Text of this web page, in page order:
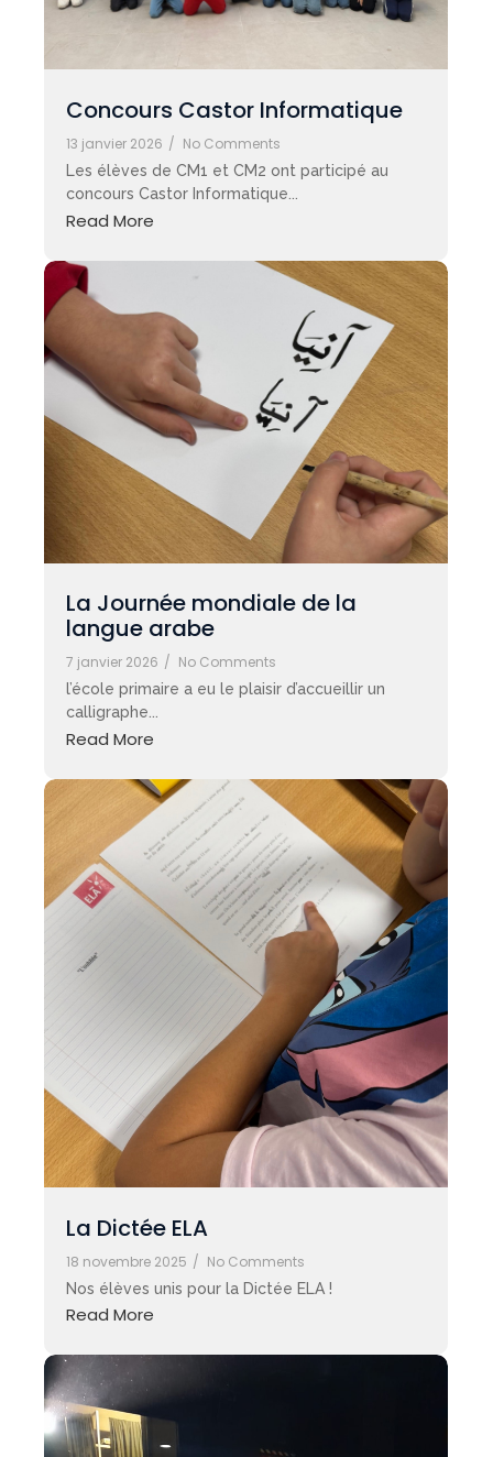
Concours Castor Informatique
13 janvier 2026 / No Comments
Les élèves de CM1 et CM2 ont participé au
concours Castor Informatique...
Read More
La Journée mondiale de la
langue arabe
7 janvier 2026 / No Comments
l’école primaire a eu le plaisir d’accueillir un
calligraphe...
Read More
La Dictée ELA
18 novembre 2025 / No Comments
Nos élèves unis pour la Dictée ELA !
Read More